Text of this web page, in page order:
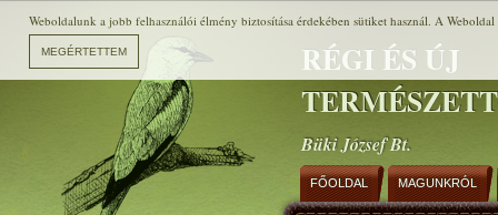
RÉGI ÉS ÚJ
Büki József Bt.
FŐOLDAL MAGUNKRÓL
Weboldalunk a jobb felhasználói élmény biztosítása érdekében sütiket használ. A